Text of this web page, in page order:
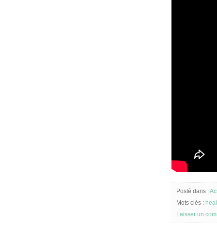
Posté dans :
Mots clés :
Laisser un